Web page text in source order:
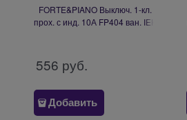
FORTE&PIANO Выключ. 1-кл.
прох. с инд. 10А FP404 ван. IEK
556 руб.
Добавить